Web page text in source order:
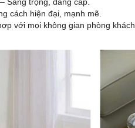
cách hiện đại, mạnh mẽ.
với mọi không gian phòng khách.